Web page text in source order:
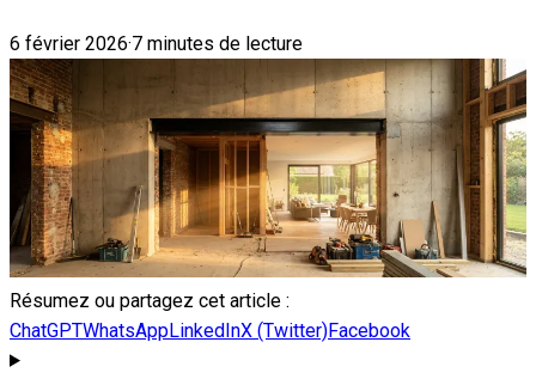
6 février 2026·7 minutes de lecture
Résumez ou partagez cet article :
ChatGPTWhatsAppLinkedInX (Twitter)Facebook